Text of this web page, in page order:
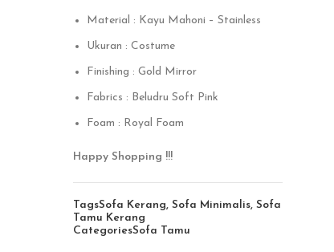
Material : Kayu Mahoni – Stainless
Ukuran : Costume
Finishing : Gold Mirror
Fabrics : Beludru Soft Pink
Foam : Royal Foam
Happy Shopping !!!
TagsSofa Kerang, Sofa Minimalis, Sofa
Tamu Kerang
CategoriesSofa Tamu